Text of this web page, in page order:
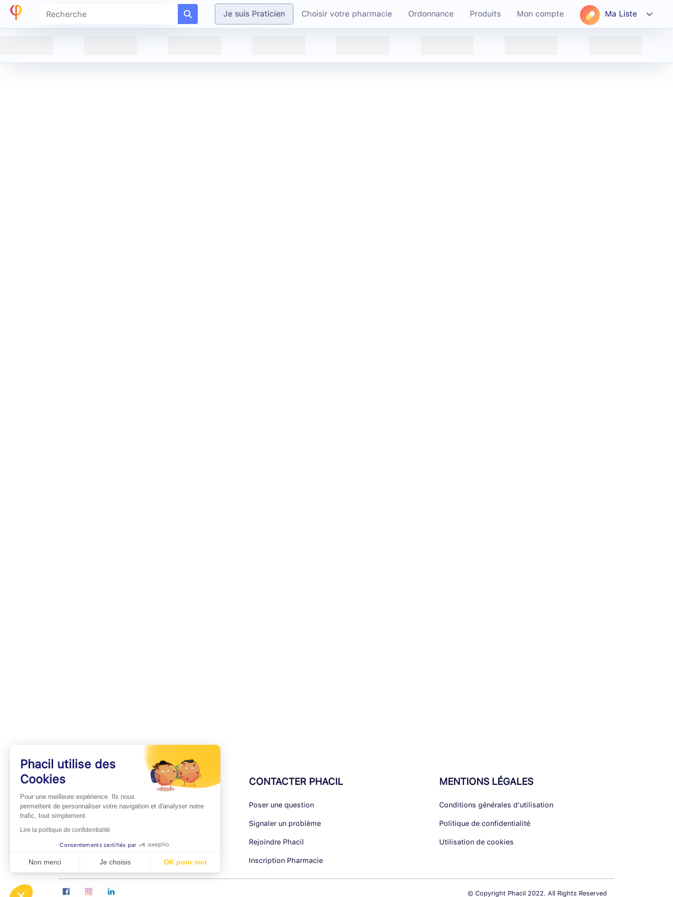
Je suis Praticien Choisir votre pharmacie Ordonnance Produits Mon compte Ma Liste
INFOS PRATIQUES
Professionnels de Santé
Espace Pharmaciens
Foire aux questions
CONTACTER PHACIL
Poser une question
Signaler un problème
Rejoindre Phacil
Inscription Pharmacie
MENTIONS LÉGALES
Conditions générales d'utilisation
Politique de confidentialité
Utilisation de cookies
© Copyright Phacil 2022. All Rights Reserved
Phacil utilise des
Cookies
Pour une meilleure expérience. Ils nous
permettent de personnaliser votre navigation et d'analyser notre
trafic, tout simplement.
Lire la politique de confidentialité
Consentements certifiés par
Non merci Je choisis OK pour moi
Axeptio consent
Plateforme de Gestion du Consentement : Personnalisez vos Options